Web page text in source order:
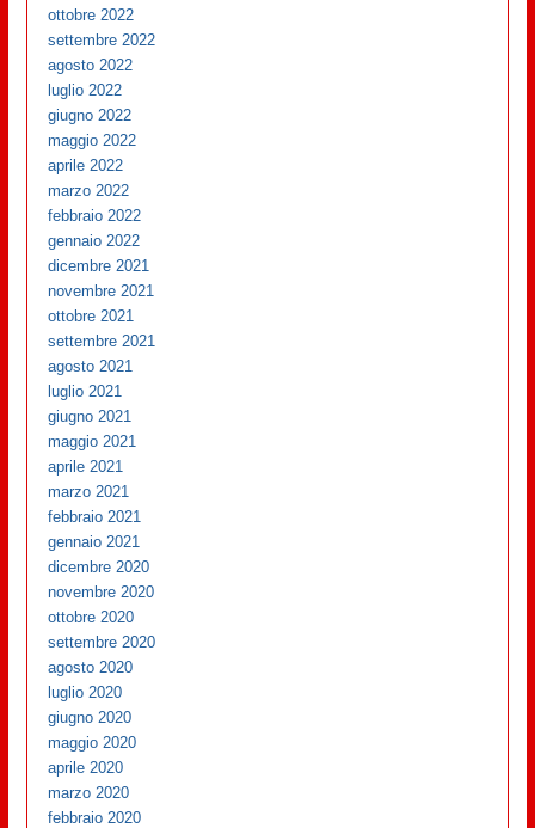
ottobre 2022
settembre 2022
agosto 2022
luglio 2022
giugno 2022
maggio 2022
aprile 2022
marzo 2022
febbraio 2022
gennaio 2022
dicembre 2021
novembre 2021
ottobre 2021
settembre 2021
agosto 2021
luglio 2021
giugno 2021
maggio 2021
aprile 2021
marzo 2021
febbraio 2021
gennaio 2021
dicembre 2020
novembre 2020
ottobre 2020
settembre 2020
agosto 2020
luglio 2020
giugno 2020
maggio 2020
aprile 2020
marzo 2020
febbraio 2020